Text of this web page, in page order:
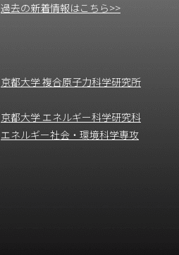
過去の新着情報はこちら>>
京都大学 複合原子力科学研究所
京都大学 エネルギー科学研究科
エネルギー社会・環境科学専攻